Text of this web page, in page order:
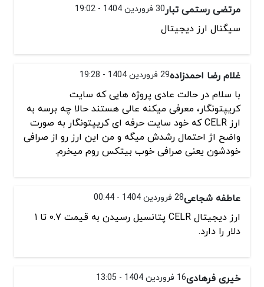
مرتضی رستمی تبار30 فروردین 1404 - 19:02
سیگنال ارز دیجیتال
غلام رضا احمدزاده29 فروردین 1404 - 19:28
با سلام در حالت عادی پروژه هایی که سایت
کریپتونگار، معرفی میکنه عالی هستند حالا چه برسه به
ارز CELR که خود سایت حرفه ای کریپتونگار به صورت
واضح اژ احتمال رشدش میگه و من این ارز رو از صرافی
خودشون یعنی صرافی خوب بیتکس روم میخرم.
عاطفه شجاعی28 فروردین 1404 - 00:44
ارز دیجیتال CELR پتانسیل رسیدن به قیمت ۰.۷ تا ۱
دلار را دارد.
خیری فرهادی16 فروردین 1404 - 13:05